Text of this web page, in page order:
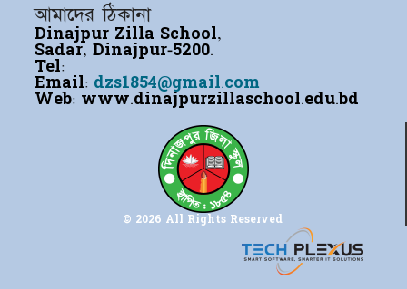
© 2026 All Rights Reserved
আমাদের ঠিকানা
Dinajpur Zilla School,
Sadar, Dinajpur-5200.
Tel:
Email: dzs1854@gmail.com
Web: www.dinajpurzillaschool.edu.bd